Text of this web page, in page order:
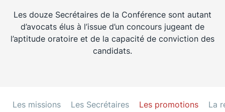
Les douze Secrétaires de la Conférence sont autant
d’avocats élus à l’issue d’un concours jugeant de
l’aptitude oratoire et de la capacité de conviction des
candidats.
Les missions Les Secrétaires Les promotions La